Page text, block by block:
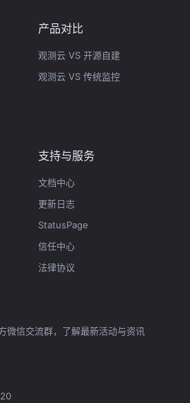
产品对比
观测云 VS 开源自建
观测云 VS 传统监控
支持与服务
文档中心
更新日志
StatusPage
信任中心
法律协议
微信交流群，了解最新活动与资讯